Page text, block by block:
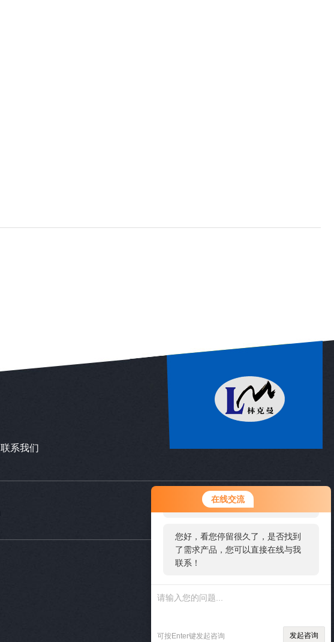
在线交流
您好！欢迎前来咨询，很高兴为您
服务，请问您要咨询什么问题呢？
您好，看您停留很久了，是否找到
了需求产品，您可以直接在线与我
联系！
可按Enter键发起咨询 发起咨询
联系我们
关注公众号 访问手机端